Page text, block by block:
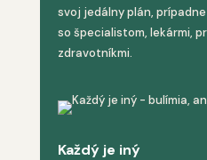
svoj jedálny plán,
so špecialistom, lekármi,
zdravotníkmi.
Každý je iný